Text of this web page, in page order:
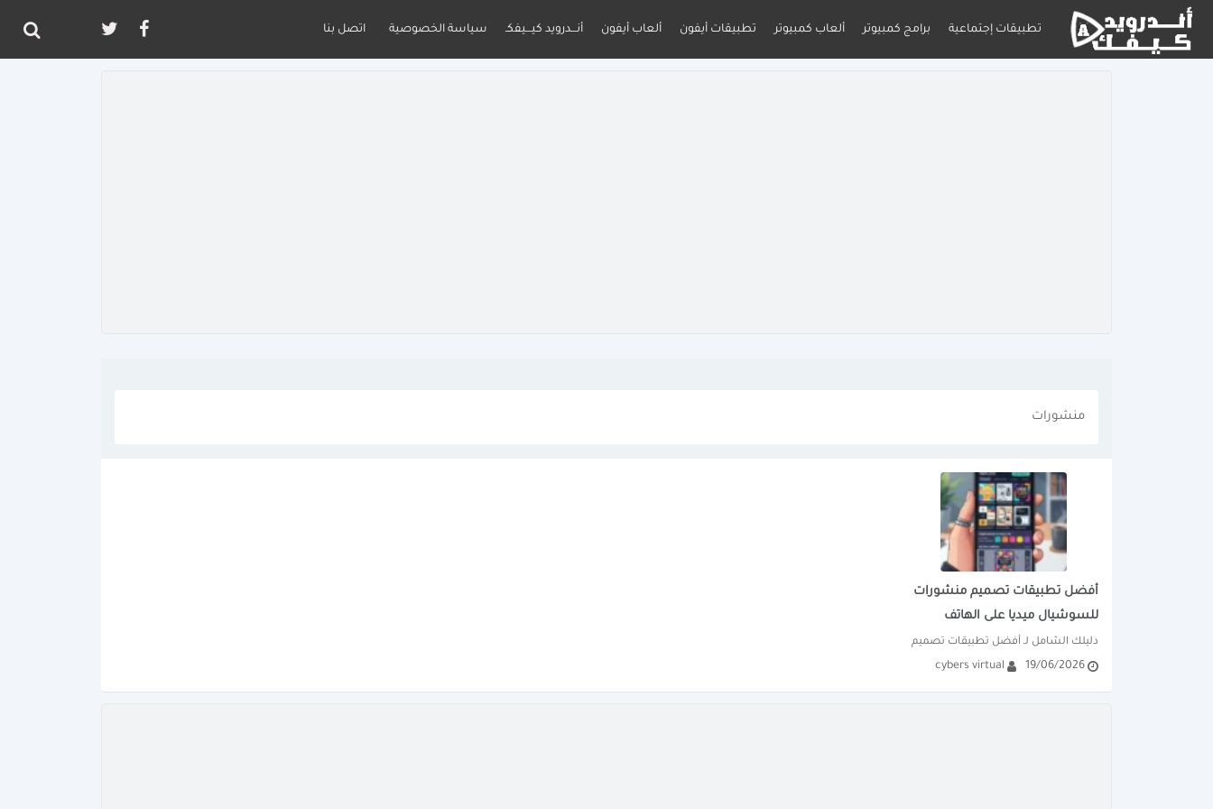
تطبيقات إجتماعية برامج كمبيوتر ألعاب كمبيوتر تطبيقات أيفون ألعاب أيفون أنـــدرويد كيـــيفكـ سياسة الخصوصية اتصل بنا
منشورات
أفضل تطبيقات تصميم منشورات
للسوشيال ميديا على الهاتف
اكتشف الميزات، العيوب،...
19/06/2026
cybers virtual